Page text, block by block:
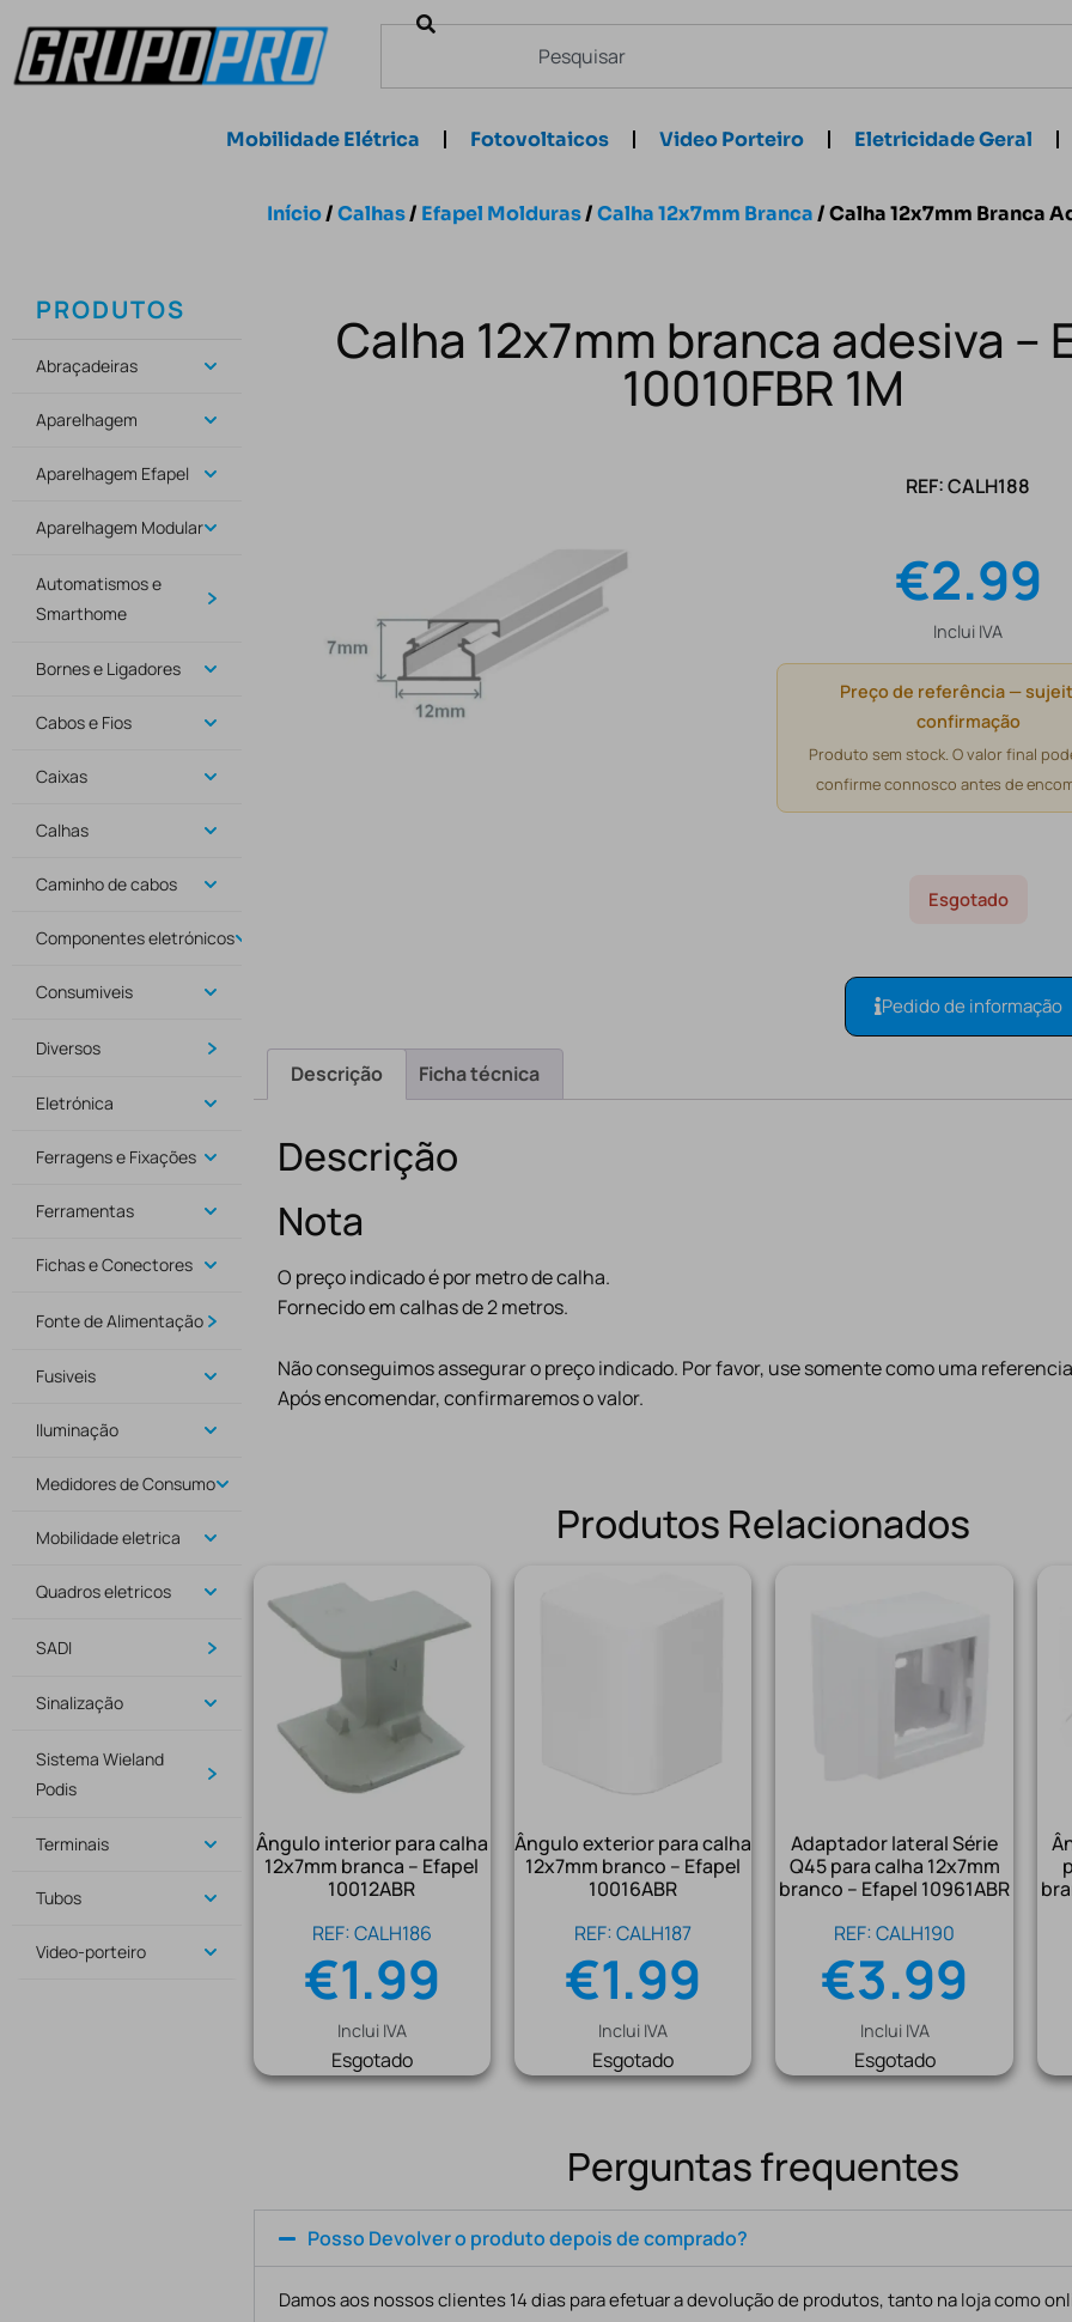
Mobilidade Elétrica Fotovoltaicos Video Porteiro Eletricidade Geral
Início/Calhas/ Efapel Molduras/Calha 12x7mm Branca/ Calha 12x7mm Branca
PRODUTOS
Abraçadeiras
Aparelhagem
Aparelhagem Efapel
Aparelhagem Modular
Automatismos e
Smarthome
Bornes e Ligadores
Cabos e Fios
Caixas
Calhas
Caminho de cabos
Componentes eletrónicos
Consumiveis
Diversos
Eletrónica
Ferragens e Fixações
Ferramentas
Fichas e Conectores
Fonte de Alimentação
Fusiveis
Iluminação
Medidores de Consumo
Mobilidade eletrica
Quadros eletricos
SADI
Sinalização
Sistema Wieland
Podis
Terminais
Tubos
Video-porteiro
Calha 12x7mm branca adesiva –
10010FBR 1M
REF: CALH188
€2.99
Inclui IVA
Preço de referência —
confirmação
Produto sem stock. O valor final
confirme connosco antes de
Esgotado
Pedido de informação
Descrição Ficha técnica
Descrição
Nota
O preço indicado é por metro de calha.
Fornecido em calhas de 2 metros.
Não conseguimos assegurar o preço indicado. Por favor, use somente como uma
Após encomendar, confirmaremos o valor.
Produtos Relacionados
Ângulo interior para calha
12x7mm branca – Efapel
10012ABR
REF: CALH186
€1.99
Inclui IVA
Esgotado
Ângulo exterior para calha
12x7mm branco – Efapel
10016ABR
REF: CALH187
€1.99
Inclui IVA
Esgotado
Adaptador lateral Série
Q45 para calha 12x7mm
branco – Efapel 10961ABR
REF: CALH190
€3.99
Inclui IVA
Esgotado
Perguntas frequentes
Posso Devolver o produto depois de comprado?
Damos aos nossos clientes 14 dias para efetuar a devolução de produtos, tanto na loja como